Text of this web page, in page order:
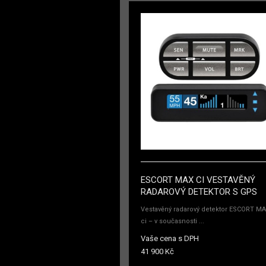
ESCORT MAX CI VESTAVĚNÝ
RADAROVÝ DETEKTOR S GPS
Vestavěný radarový detektor ESCORT
ci – v současnosti ...
Vaše cena s DPH
41 900 Kč